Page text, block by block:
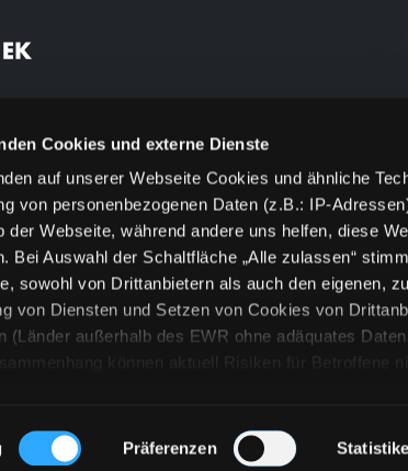
Cookies und externe Dienste
auf unserer Webseite Cookies und ähnliche
von personenbezogenen Daten (z.B.: IP-
der Webseite, während andere uns helfen, diese
Bei Auswahl der Schaltfläche „Alle zulassen“
sowohl von Drittanbietern als auch den eigenen,
von Diensten und Setzen von Cookies von
(Länder außerhalb des EWR ohne adäquates
können aktuell Risiken für Betroffene
finden Sie Erklärungen zu den verschiedenen
Präferenzen
uns